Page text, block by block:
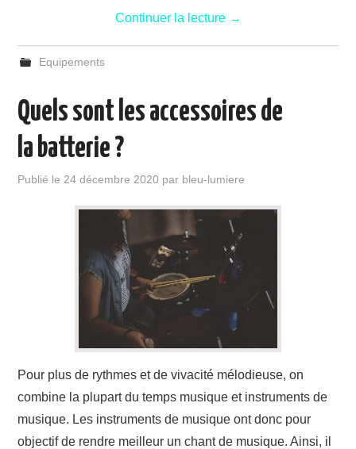
Continuer la lecture →
Equipements
Quels sont les accessoires de
la batterie ?
Publié le 24 décembre 2020 par bleu-lumiere
Pour plus de rythmes et de vivacité mélodieuse, on
combine la plupart du temps musique et instruments de
musique. Les instruments de musique ont donc pour
objectif de rendre meilleur un chant de musique. Ainsi, il